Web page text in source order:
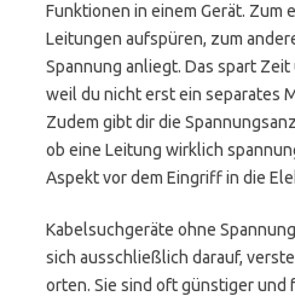
Funktionen in einem Gerät. Zum
Leitungen aufspüren, zum
Spannung anliegt. Das spart
weil du nicht erst ein separates
Zudem gibt dir die
ob eine Leitung wirklich
Aspekt vor dem Eingriff in die
Kabelsuchgeräte ohne
sich ausschließlich darauf,
orten. Sie sind oft günstiger und